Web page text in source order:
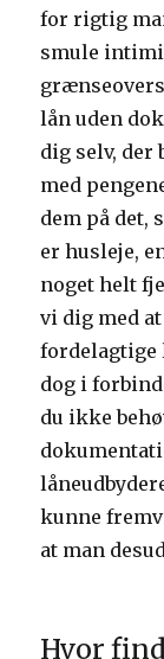
for rigtig
smule
lån uden
dig selv, der
med
dem på det,
er husleje,
noget helt
vi dig med
fordelagtige
dog i
du ikke
kunne
at man
Hvor